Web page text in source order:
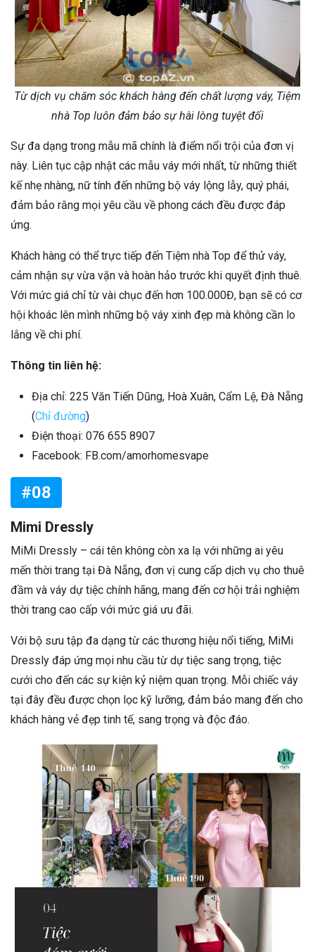
Từ dịch vụ chăm sóc khách hàng đến chất lượng váy, Tiệm
nhà Top luôn đảm bảo sự hài lòng tuyệt đối
Sự đa dạng trong mẫu mã chính là điểm nổi trội của đơn vị
này. Liên tục cập nhật các mẫu váy mới nhất, từ những thiết
kế nhẹ nhàng, nữ tính đến những bộ váy lộng lẫy, quý phái,
đảm bảo rằng mọi yêu cầu về phong cách đều được đáp
ứng.
Khách hàng có thể trực tiếp đến Tiệm nhà Top để thử váy,
cảm nhận sự vừa vặn và hoàn hảo trước khi quyết định thuê.
Với mức giá chỉ từ vài chục đến hơn 100.000Đ, bạn sẽ có cơ
hội khoác lên mình những bộ váy xinh đẹp mà không cần lo
lắng về chi phí.
Thông tin liên hệ:
Địa chỉ: 225 Văn Tiến Dũng, Hoà Xuân, Cẩm Lệ, Đà Nẵng
(Chỉ đường)
Điện thoại: 076 655 8907
Facebook: FB.com/amorhomesvape
#08
Mimi Dressly
MiMi Dressly – cái tên không còn xa lạ với những ai yêu
mến thời trang tại Đà Nẵng, đơn vị cung cấp dịch vụ cho thuê
đầm và váy dự tiệc chính hãng, mang đến cơ hội trải nghiệm
thời trang cao cấp với mức giá ưu đãi.
Với bộ sưu tập đa dạng từ các thương hiệu nổi tiếng, MiMi
Dressly đáp ứng mọi nhu cầu từ dự tiệc sang trọng, tiệc
cưới cho đến các sự kiện kỷ niệm quan trọng. Mỗi chiếc váy
tại đây đều được chọn lọc kỹ lưỡng, đảm bảo mang đến cho
khách hàng vẻ đẹp tinh tế, sang trọng và độc đáo.